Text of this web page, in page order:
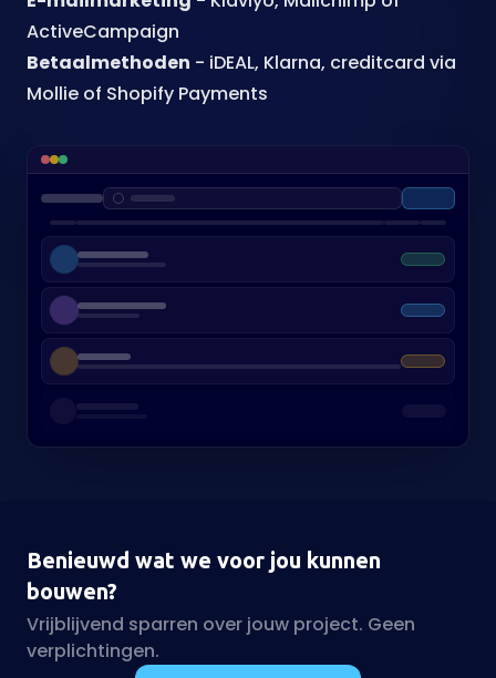
ActiveCampaign
Betaalmethoden - iDEAL, Klarna, creditcard via
Mollie of Shopify Payments
Benieuwd wat we voor jou kunnen
bouwen?
Vrijblijvend sparren over jouw project. Geen
verplichtingen.